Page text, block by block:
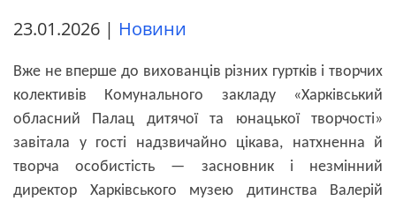
23.01.2026 | Новини
Вже не вперше до вихованців різних гуртків і творчих
колективів Комунального закладу «Харківський
обласний Палац дитячої та юнацької творчості»
завітала у гості надзвичайно цікава, натхненна й
творча особистість — засновник і незмінний
директор Харківського музею дитинства Валерій